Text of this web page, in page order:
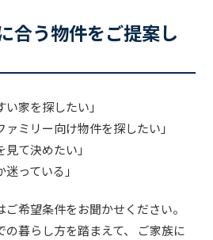
合う物件をご提案し
い家を探したい」
ァミリー向け物件を探したい」
見て決めたい」
っている」
希望条件をお聞かせください。
の暮らし方を踏まえて、 ご家族に